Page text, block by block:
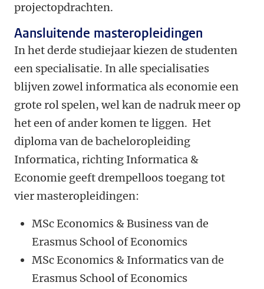
projectopdrachten.
Aansluitende masteropleidingen
In het derde studiejaar kiezen de studenten
een specialisatie. In alle specialisaties
blijven zowel informatica als economie een
grote rol spelen, wel kan de nadruk meer op
het een of ander komen te liggen. Het
diploma van de bacheloropleiding
Informatica, richting Informatica &
Economie geeft drempelloos toegang tot
vier masteropleidingen:
MSc Economics & Business van de
Erasmus School of Economics
MSc Economics & Informatics van de
Erasmus School of Economics